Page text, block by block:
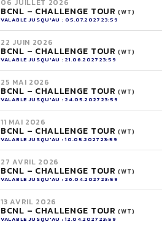
BCNL – CHALLENGE TOUR(WT)
VALABLE JUSQU'AU : 05.07.2027 23:59
22 JUIN 2026
BCNL – CHALLENGE TOUR(WT)
VALABLE JUSQU'AU : 21.06.2027 23:59
25 MAI 2026
BCNL – CHALLENGE TOUR(WT)
VALABLE JUSQU'AU : 24.05.2027 23:59
11 MAI 2026
BCNL – CHALLENGE TOUR(WT)
VALABLE JUSQU'AU : 10.05.2027 23:59
27 AVRIL 2026
BCNL – CHALLENGE TOUR(WT)
VALABLE JUSQU'AU : 26.04.2027 23:59
13 AVRIL 2026
BCNL – CHALLENGE TOUR(WT)
VALABLE JUSQU'AU : 12.04.2027 23:59